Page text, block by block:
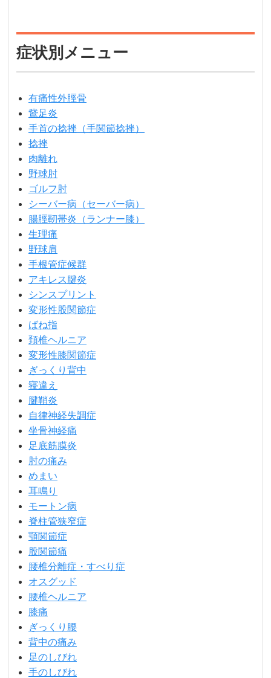
症状別メニュー
有痛性外脛骨
鵞足炎
手首の捻挫（手関節捻挫）
捻挫
肉離れ
野球肘
ゴルフ肘
シーバー病（セーバー病）
腸脛靭帯炎（ランナー膝）
生理痛
野球肩
手根管症候群
アキレス腱炎
シンスプリント
変形性股関節症
ばね指
頚椎ヘルニア
変形性膝関節症
ぎっくり背中
寝違え
腱鞘炎
自律神経失調症
坐骨神経痛
足底筋膜炎
肘の痛み
めまい
耳鳴り
モートン病
脊柱管狭窄症
顎関節症
股関節痛
腰椎分離症・すべり症
オスグッド
腰椎ヘルニア
膝痛
ぎっくり腰
背中の痛み
足のしびれ
手のしびれ